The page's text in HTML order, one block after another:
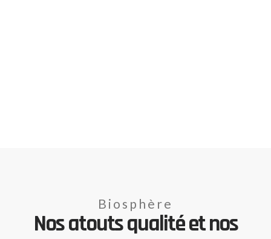
Biosphère
Nos atouts qualité et nos